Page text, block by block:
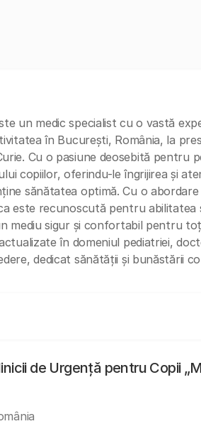
un medic specialist cu o vastă
în București, România, la
Cu o pasiune deosebită pentru
copiilor, oferindu-le îngrijirea și
sănătatea optimă. Cu o
este recunoscută pentru abilitatea
mediu sigur și confortabil pentru
în domeniul pediatriei,
dedicat sănătății și bunăstării
de Urgență pentru Copii